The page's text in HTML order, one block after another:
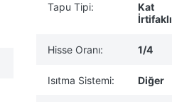
Tapu Tipi:
Kat
İrtifaklı
Hisse Oranı: 1/4
Isıtma Sistemi: Diğer